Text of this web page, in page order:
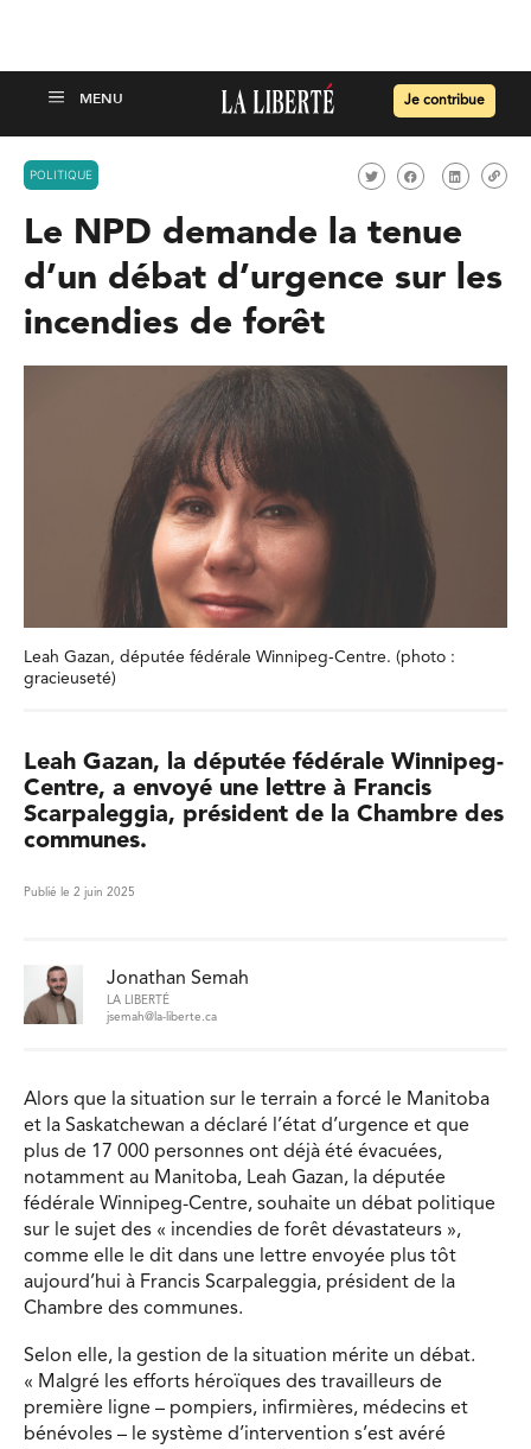
Je contribue
POLITIQUE
Le NPD demande la tenue
d’un débat d’urgence sur les
incendies de forêt
Leah Gazan, députée fédérale Winnipeg-Centre. (photo :
gracieuseté)
Leah Gazan, la députée fédérale Winnipeg-
Centre, a envoyé une lettre à Francis
Scarpaleggia, président de la Chambre des
communes.
Publié le 2 juin 2025
Jonathan Semah
LA LIBERTÉ
jsemah@la-liberte.ca
Alors que la situation sur le terrain a forcé le Manitoba
et la Saskatchewan a déclaré l’état d’urgence et que
plus de 17 000 personnes ont déjà été évacuées,
notamment au Manitoba, Leah Gazan, la députée
fédérale Winnipeg-Centre, souhaite un débat politique
sur le sujet des « incendies de forêt dévastateurs »,
comme elle le dit dans une lettre envoyée plus tôt
aujourd’hui à Francis Scarpaleggia, président de la
Chambre des communes.
Selon elle, la gestion de la situation mérite un débat.
« Malgré les efforts héroïques des travailleurs de
première ligne – pompiers, infirmières, médecins et
bénévoles – le système d’intervention s’est avéré